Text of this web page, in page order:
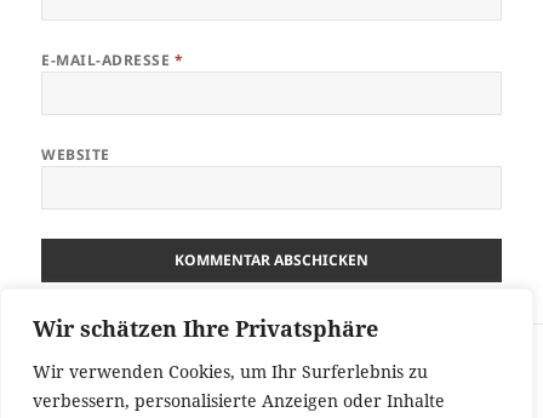
Wir schätzen Ihre Privatsphäre
Wir verwenden Cookies, um Ihr Surferlebnis zu
verbessern, personalisierte Anzeigen oder Inhalte
E-MAIL-ADRESSE *
WEBSITE
Beitragsnavigation
Vorheriger
Beitrag:
SD Karte als Speicher für Apps auf dem
Fairphone 3 verwenden